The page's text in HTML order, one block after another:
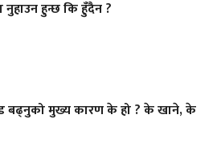
नुहाउन हुन्छ कि हुँदैन ?
बढ्नुको मुख्य कारण के हो ? के खाने, के